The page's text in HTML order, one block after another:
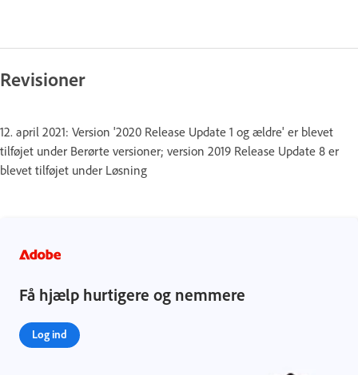
Revisioner
12. april 2021: Version '2020 Release Update 1 og ældre' er blevet
tilføjet under Berørte versioner; version 2019 Release Update 8 er
blevet tilføjet under Løsning
Få hjælp hurtigere og nemmere
Log ind